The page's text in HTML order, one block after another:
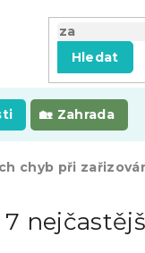
Hledat
Zahrada
chyb při
7